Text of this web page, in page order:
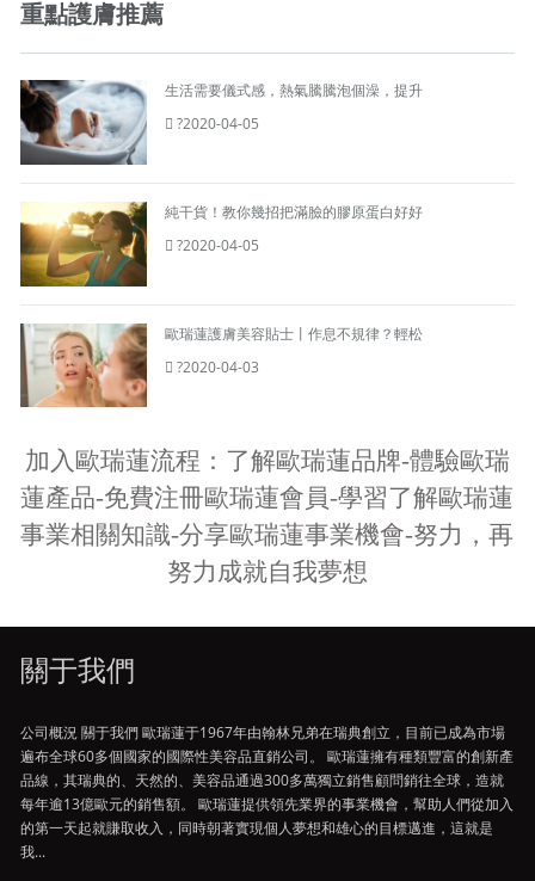
重點護膚推薦
生活需要儀式感，熱氣騰騰泡個澡，提升
?2020-04-05
純干貨！教你幾招把滿臉的膠原蛋白好好
?2020-04-05
歐瑞蓮護膚美容貼士丨作息不規律？輕松
?2020-04-03
加入歐瑞蓮流程：了解歐瑞蓮品牌-體驗歐瑞
蓮產品-免費注冊歐瑞蓮會員-學習了解歐瑞蓮
事業相關知識-分享歐瑞蓮事業機會-努力，再
努力成就自我夢想
關于我們
公司概況 關于我們 歐瑞蓮于1967年由翰林兄弟在瑞典創立，目前已成為市場
遍布全球60多個國家的國際性美容品直銷公司。 歐瑞蓮擁有種類豐富的創新產
品線，其瑞典的、天然的、美容品通過300多萬獨立銷售顧問銷往全球，造就
每年逾13億歐元的銷售額。 歐瑞蓮提供領先業界的事業機會，幫助人們從加入
的第一天起就賺取收入，同時朝著實現個人夢想和雄心的目標邁進，這就是
我...